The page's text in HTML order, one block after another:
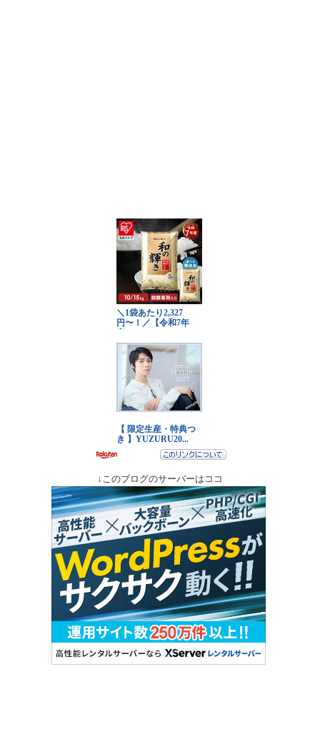
↓このブログのサーバーはココ